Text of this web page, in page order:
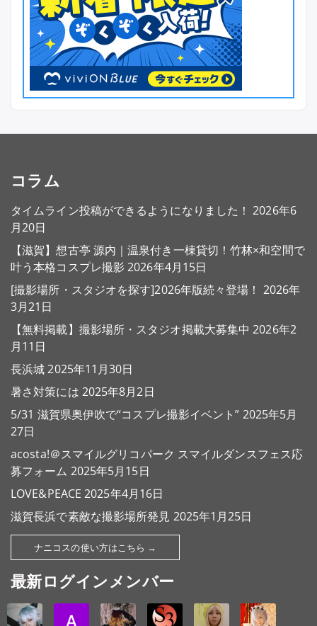
コラム
タイムライン投稿ができるようになりました！ 2026年6
月20日
【滋賀】想古亭 源内｜温泉付き一棟貸切！竹林×和空間で
叶う本格コスプレ撮影 2026年4月15日
[撮影場所・スタジオを探す]2026年版続々登場！ 2026年
3月21日
【無料掲載】撮影場所・スタジオ掲載大募集中 2026年2
月11日
長浜城 2025年11月30日
暑さ対策には 2025年8月2日
5/31 滋賀県奥伊吹で“コスプレ撮影イベント” 2025年5月
27日
acosta!＠スマイルグリコパーク スマイルダンスフェス応
募フォーム 2025年5月15日
LOVE&PEACE 2025年4月16日
滋賀長浜で素敵な撮影場所発見 2025年1月25日
ナニコスの使い方はこちら →
最新ログインメンバー